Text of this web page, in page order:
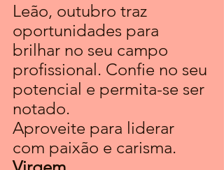
Leão, outubro traz
oportunidades para
brilhar no seu campo
profissional. Confie no seu
potencial e permita-se ser
notado.
Aproveite para liderar
com paixão e carisma.